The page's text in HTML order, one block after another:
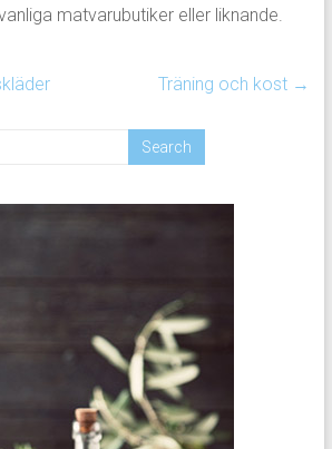
matvarubutiker eller liknande.
Träning och kost →